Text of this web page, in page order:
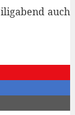
auch